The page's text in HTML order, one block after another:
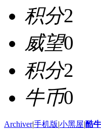
积分2
威望0
积分2
牛币0
Archiver|手机版|小黑屋|酷